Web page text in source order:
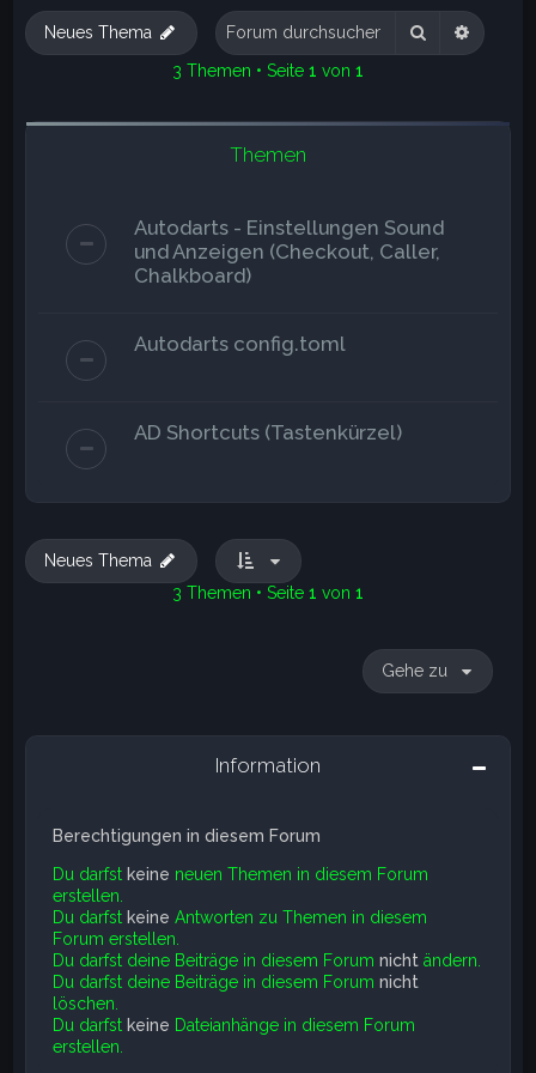
Neues Thema Suche
3 Themen • Seite 1 von 1
Themen
Autodarts - Einstellungen Sound
und Anzeigen (Checkout, Caller,
Chalkboard)
Autodarts config.toml
AD Shortcuts (Tastenkürzel)
Neues Thema
3 Themen • Seite 1 von 1
Gehe zu
Information
Berechtigungen in diesem Forum
Du darfstkeine neuen Themen in diesem Forum
erstellen.
Du darfstkeine Antworten zu Themen in diesem
Forum erstellen.
Du darfst deine Beiträge in diesem Forumnicht ändern.
Du darfst deine Beiträge in diesem Forumnicht
löschen.
Du darfstkeine Dateianhänge in diesem Forum
erstellen.